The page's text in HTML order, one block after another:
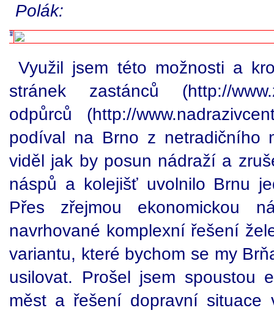
Polák:
Využil jsem této možnosti a
stránek zastánců (http://
odpůrců (http://
podíval na Brno z netradičního
viděl jak by posun nádraží a
náspů a kolejišť uvolnilo Brnu
Přes zřejmou ekonomickou
navrhované komplexní řešení
variantu, které bychom se my
usilovat. Prošel jsem spoustou
měst a řešení dopravní